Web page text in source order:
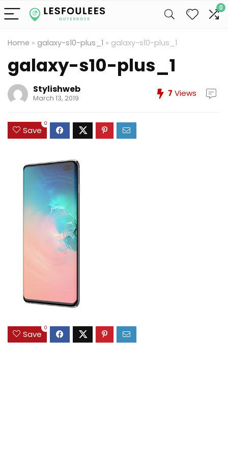
0
Home » galaxy-s10-plus_1 » galaxy-s10-plus_1
galaxy-s10-plus_1
Stylishweb
March 13, 2019 7 Views
Save
0
Save
0